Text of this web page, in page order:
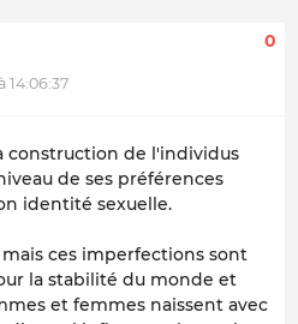
14:06:37
0
construction de l'individus
de ses préférences
identité sexuelle.
ces imperfections sont
la stabilité du monde et
et femmes naissent avec